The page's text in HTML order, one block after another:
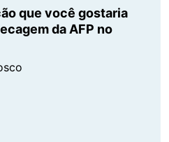
que você gostaria
da AFP no